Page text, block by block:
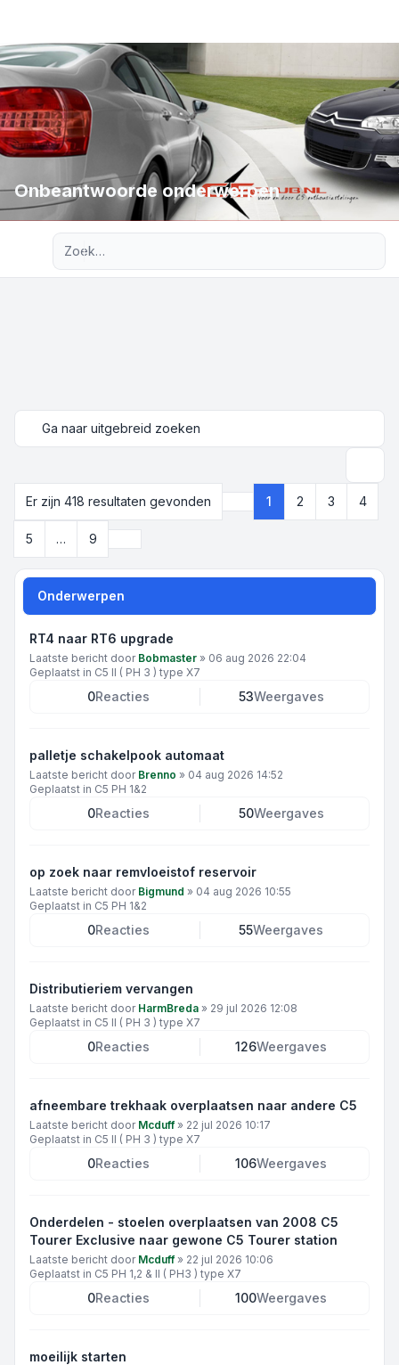
Onbeantwoorde onderwerpen
Ga naar uitgebreid zoeken
Er zijn 418 resultaten gevonden
Pagina van
1 2 3 4
5 … 9
Onderwerpen
RT4 naar RT6 upgrade
Laatste bericht door Bobmaster » 06 aug 2026 22:04
Geplaatst in C5 II ( PH 3 ) type X7
0Reacties 53Weergaves
palletje schakelpook automaat
Laatste bericht door Brenno » 04 aug 2026 14:52
Geplaatst in C5 PH 1&2
0Reacties 50Weergaves
op zoek naar remvloeistof reservoir
Laatste bericht door Bigmund » 04 aug 2026 10:55
Geplaatst in C5 PH 1&2
0Reacties 55Weergaves
Distributieriem vervangen
Laatste bericht door HarmBreda » 29 jul 2026 12:08
Geplaatst in C5 II ( PH 3 ) type X7
0Reacties 126Weergaves
afneembare trekhaak overplaatsen naar andere C5
Laatste bericht door Mcduff» 22 jul 2026 10:17
Geplaatst in C5 II ( PH 3 ) type X7
0Reacties 106Weergaves
Onderdelen - stoelen overplaatsen van 2008 C5
Tourer Exclusive naar gewone C5 Tourer station
Laatste bericht door Mcduff» 22 jul 2026 10:06
Geplaatst in C5 PH 1,2 & II ( PH3 ) type X7
0Reacties 100Weergaves
moeilijk starten